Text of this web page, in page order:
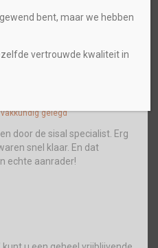
gelegd
gelegd
door de sisal specialist. Erg
snel klaar. En dat
echte aanrader!

bent, maar we hebben
vertrouwde kwaliteit in